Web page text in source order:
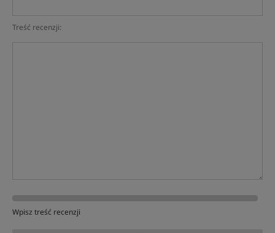
Treść recenzji:
Wpisz treść recenzji